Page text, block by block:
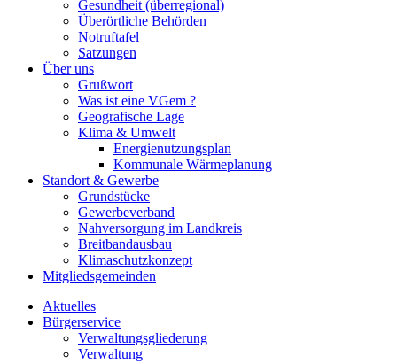
Gesundheit (überregional)
Überörtliche Behörden
Notruftafel
Satzungen
Über uns
Grußwort
Was ist eine VGem ?
Geografische Lage
Klima & Umwelt
Energienutzungsplan
Kommunale Wärmeplanung
Standort & Gewerbe
Grundstücke
Gewerbeverband
Nahversorgung im Landkreis
Breitbandausbau
Klimaschutzkonzept
Mitgliedsgemeinden
Aktuelles
Bürgerservice
Verwaltungsgliederung
Verwaltung